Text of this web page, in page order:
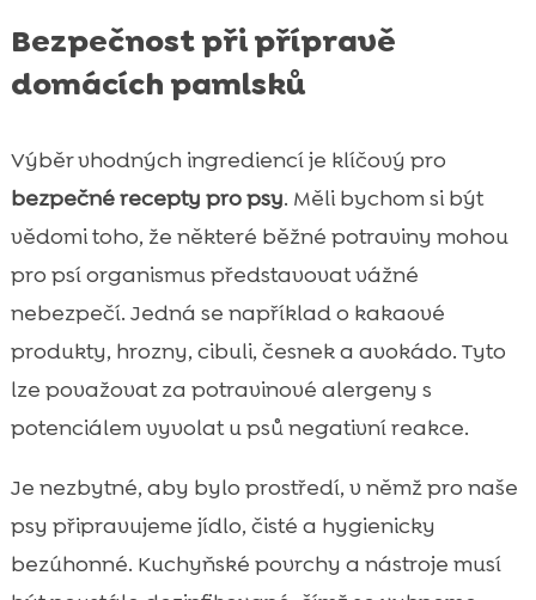
Bezpečnost při přípravě
domácích pamlsků
Výběr vhodných ingrediencí je klíčový pro
bezpečné recepty pro psy. Měli bychom si být
vědomi toho, že některé běžné potraviny mohou
pro psí organismus představovat vážné
nebezpečí. Jedná se například o kakaové
produkty, hrozny, cibuli, česnek a avokádo. Tyto
lze považovat za potravinové alergeny s
potenciálem vyvolat u psů negativní reakce.
Je nezbytné, aby bylo prostředí, v němž pro naše
psy připravujeme jídlo, čisté a hygienicky
bezúhonné. Kuchyňské povrchy a nástroje musí